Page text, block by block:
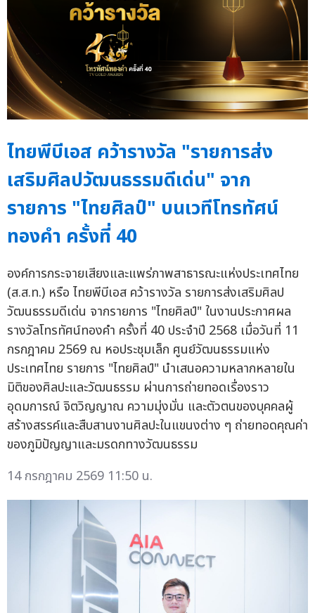
ไทยพีบีเอส คว้ารางวัล "รายการส่ง
เสริมศิลปวัฒนธรรมดีเด่น" จาก
รายการ "ไทยศิลป์" บนเวทีโทรทัศน์
ทองคำ ครั้งที่ 40
องค์การกระจายเสียงและแพร่ภาพสาธารณะแห่งประเทศไทย
(ส.ส.ท.) หรือ ไทยพีบีเอส คว้ารางวัล รายการส่งเสริมศิลป
วัฒนธรรมดีเด่น จากรายการ "ไทยศิลป์" ในงานประกาศผล
รางวัลโทรทัศน์ทองคำ ครั้งที่ 40 ประจำปี 2568 เมื่อวันที่ 11
กรกฎาคม 2569 ณ หอประชุมเล็ก ศูนย์วัฒนธรรมแห่ง
ประเทศไทย รายการ "ไทยศิลป์" นำเสนอความหลากหลายใน
มิติของศิลปะและวัฒนธรรม ผ่านการถ่ายทอดเรื่องราว
อุดมการณ์ จิตวิญญาณ ความมุ่งมั่น และตัวตนของบุคคลผู้
สร้างสรรค์และสืบสานงานศิลปะในแขนงต่าง ๆ ถ่ายทอดคุณค่า
ของภูมิปัญญาและมรดกทางวัฒนธรรม
14 กรกฎาคม 2569 11:50 น.